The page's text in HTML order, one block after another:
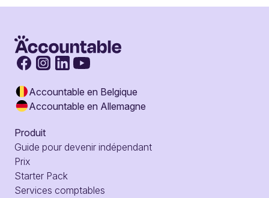
Accountable en Belgique
Accountable en Allemagne
Produit
Guide pour devenir indépendant
Prix
Starter Pack
Services comptables